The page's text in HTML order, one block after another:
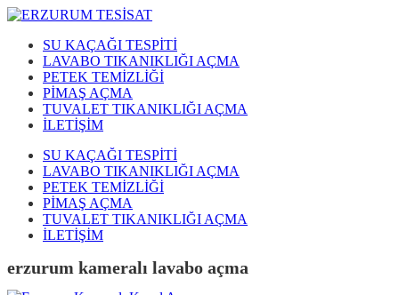
SU KAÇAĞI TESPİTİ
LAVABO TIKANIKLIĞI AÇMA
PETEK TEMİZLİĞİ
PİMAŞ AÇMA
TUVALET TIKANIKLIĞI AÇMA
İLETİŞİM
SU KAÇAĞI TESPİTİ
LAVABO TIKANIKLIĞI AÇMA
PETEK TEMİZLİĞİ
PİMAŞ AÇMA
TUVALET TIKANIKLIĞI AÇMA
İLETİŞİM
erzurum kameralı lavabo açma